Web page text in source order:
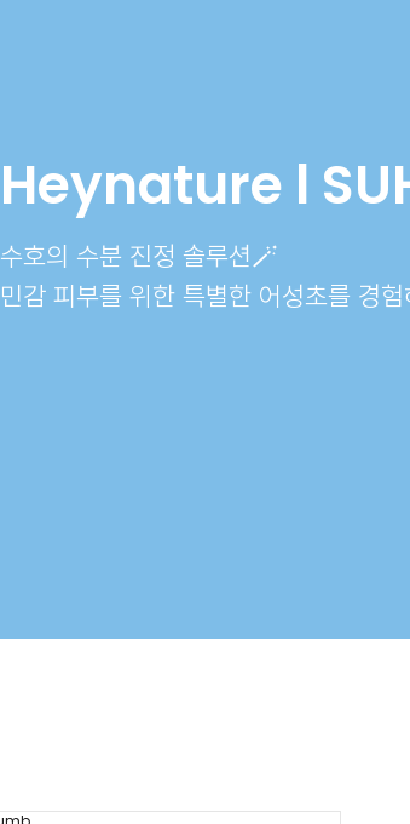
Heynature l
수호의 수분 진정 솔루션🪄
민감 피부를 위한 특별한 어성초를 경